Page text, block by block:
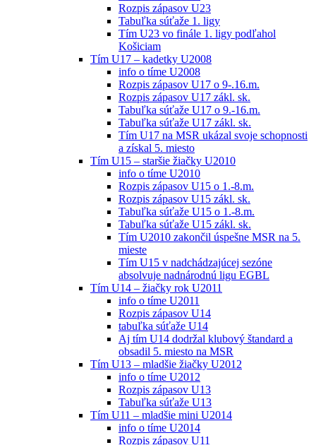
Rozpis zápasov U23
Tabuľka súťaže 1. ligy
Tím U23 vo finále 1. ligy podľahol
Košiciam
Tím U17 – kadetky U2008
info o tíme U2008
Rozpis zápasov U17 o 9-.16.m.
Rozpis zápasov U17 zákl. sk.
Tabuľka súťaže U17 o 9.-16.m.
Tabuľka súťaže U17 zákl. sk.
Tím U17 na MSR ukázal svoje schopnosti
a získal 5. miesto
Tím U15 – staršie žiačky U2010
info o tíme U2010
Rozpis zápasov U15 o 1.-8.m.
Rozpis zápasov U15 zákl. sk.
Tabuľka súťaže U15 o 1.-8.m.
Tabuľka súťaže U15 zákl. sk.
Tím U2010 zakončil úspešne MSR na 5.
mieste
Tím U15 v nadchádzajúcej sezóne
absolvuje nadnárodnú ligu EGBL
Tím U14 – žiačky rok U2011
info o tíme U2011
Rozpis zápasov U14
tabuľka súťaže U14
Aj tím U14 dodržal klubový štandard a
obsadil 5. miesto na MSR
Tím U13 – mladšie žiačky U2012
info o tíme U2012
Rozpis zápasov U13
Tabuľka súťaže U13
Tím U11 – mladšie mini U2014
info o tíme U2014
Rozpis zápasov U11